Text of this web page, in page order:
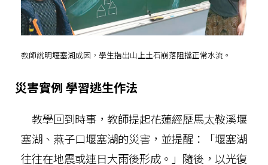
教師說明堰塞湖成因，學生指出山上土石崩落阻擋正常水流。
災害實例 學習逃生作法
教學回到時事，教師提起花蓮經歷馬太鞍溪堰
塞湖、燕子口堰塞湖的災害，並提醒：「堰塞湖
往往在地震或連日大雨後形成。」隨後，以光復